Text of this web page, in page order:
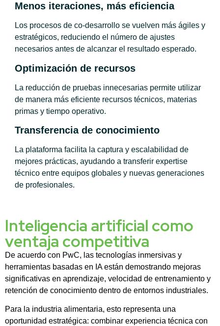
Menos iteraciones, más eficiencia
Los procesos de co-desarrollo se vuelven más ágiles y
estratégicos, reduciendo el número de ajustes
necesarios antes de alcanzar el resultado esperado.
Optimización de recursos
La reducción de pruebas innecesarias permite utilizar
de manera más eficiente recursos técnicos, materias
primas y tiempo operativo.
Transferencia de conocimiento
La plataforma facilita la captura y escalabilidad de
mejores prácticas, ayudando a transferir expertise
técnico entre equipos globales y nuevas generaciones
de profesionales.
Inteligencia artificial como
ventaja competitiva
De acuerdo con PwC, las tecnologías inmersivas y
herramientas basadas en IA están demostrando mejoras
significativas en aprendizaje, velocidad de entrenamiento y
retención de conocimiento dentro de entornos industriales.
Para la industria alimentaria, esto representa una
oportunidad estratégica: combinar experiencia técnica con